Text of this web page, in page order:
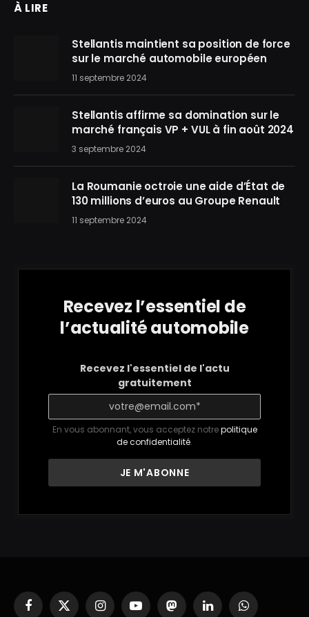
À LIRE
Stellantis maintient sa position de force
sur le marché automobile européen
11 septembre 2024
Stellantis affirme sa domination sur le
marché français VP + VUL à fin août 2024
3 septembre 2024
La Roumanie octroie une aide d’État de
130 millions d’euros au Groupe Renault
11 septembre 2024
Recevez l’essentiel de
l’actualité automobile
Recevez l'essentiel de l'actu
gratuitement
En vous abonnant, vous acceptez notrepolitique
de confidentialité.
Facebook
X InstagramYouTubeMastodonLinkedInWhatsApp